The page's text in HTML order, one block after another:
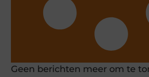
Geen berichten meer om te